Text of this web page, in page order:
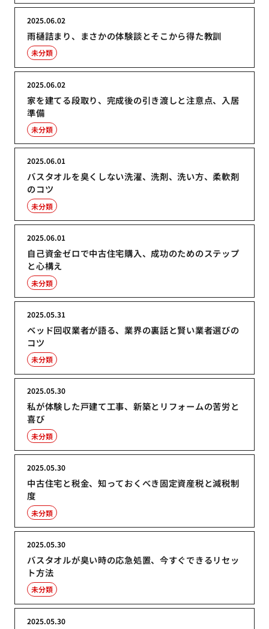
雨樋詰まり、まさかの体験談とそこから得た教訓
2025.06.02
未分類
家を建てる段取り、完成後の引き渡しと注意点、入居
準備
2025.06.02
未分類
バスタオルを臭くしない洗濯、洗剤、洗い方、柔軟剤
のコツ
2025.06.01
未分類
自己資金ゼロで中古住宅購入、成功のためのステップ
と心構え
2025.06.01
未分類
ベッド回収業者が語る、業界の裏話と賢い業者選びの
コツ
2025.05.31
未分類
私が体験した戸建て工事、新築とリフォームの苦労と
喜び
2025.05.30
未分類
中古住宅と税金、知っておくべき固定資産税と減税制
度
2025.05.30
未分類
バスタオルが臭い時の応急処置、今すぐできるリセッ
ト方法
2025.05.30
未分類
2025.05.30